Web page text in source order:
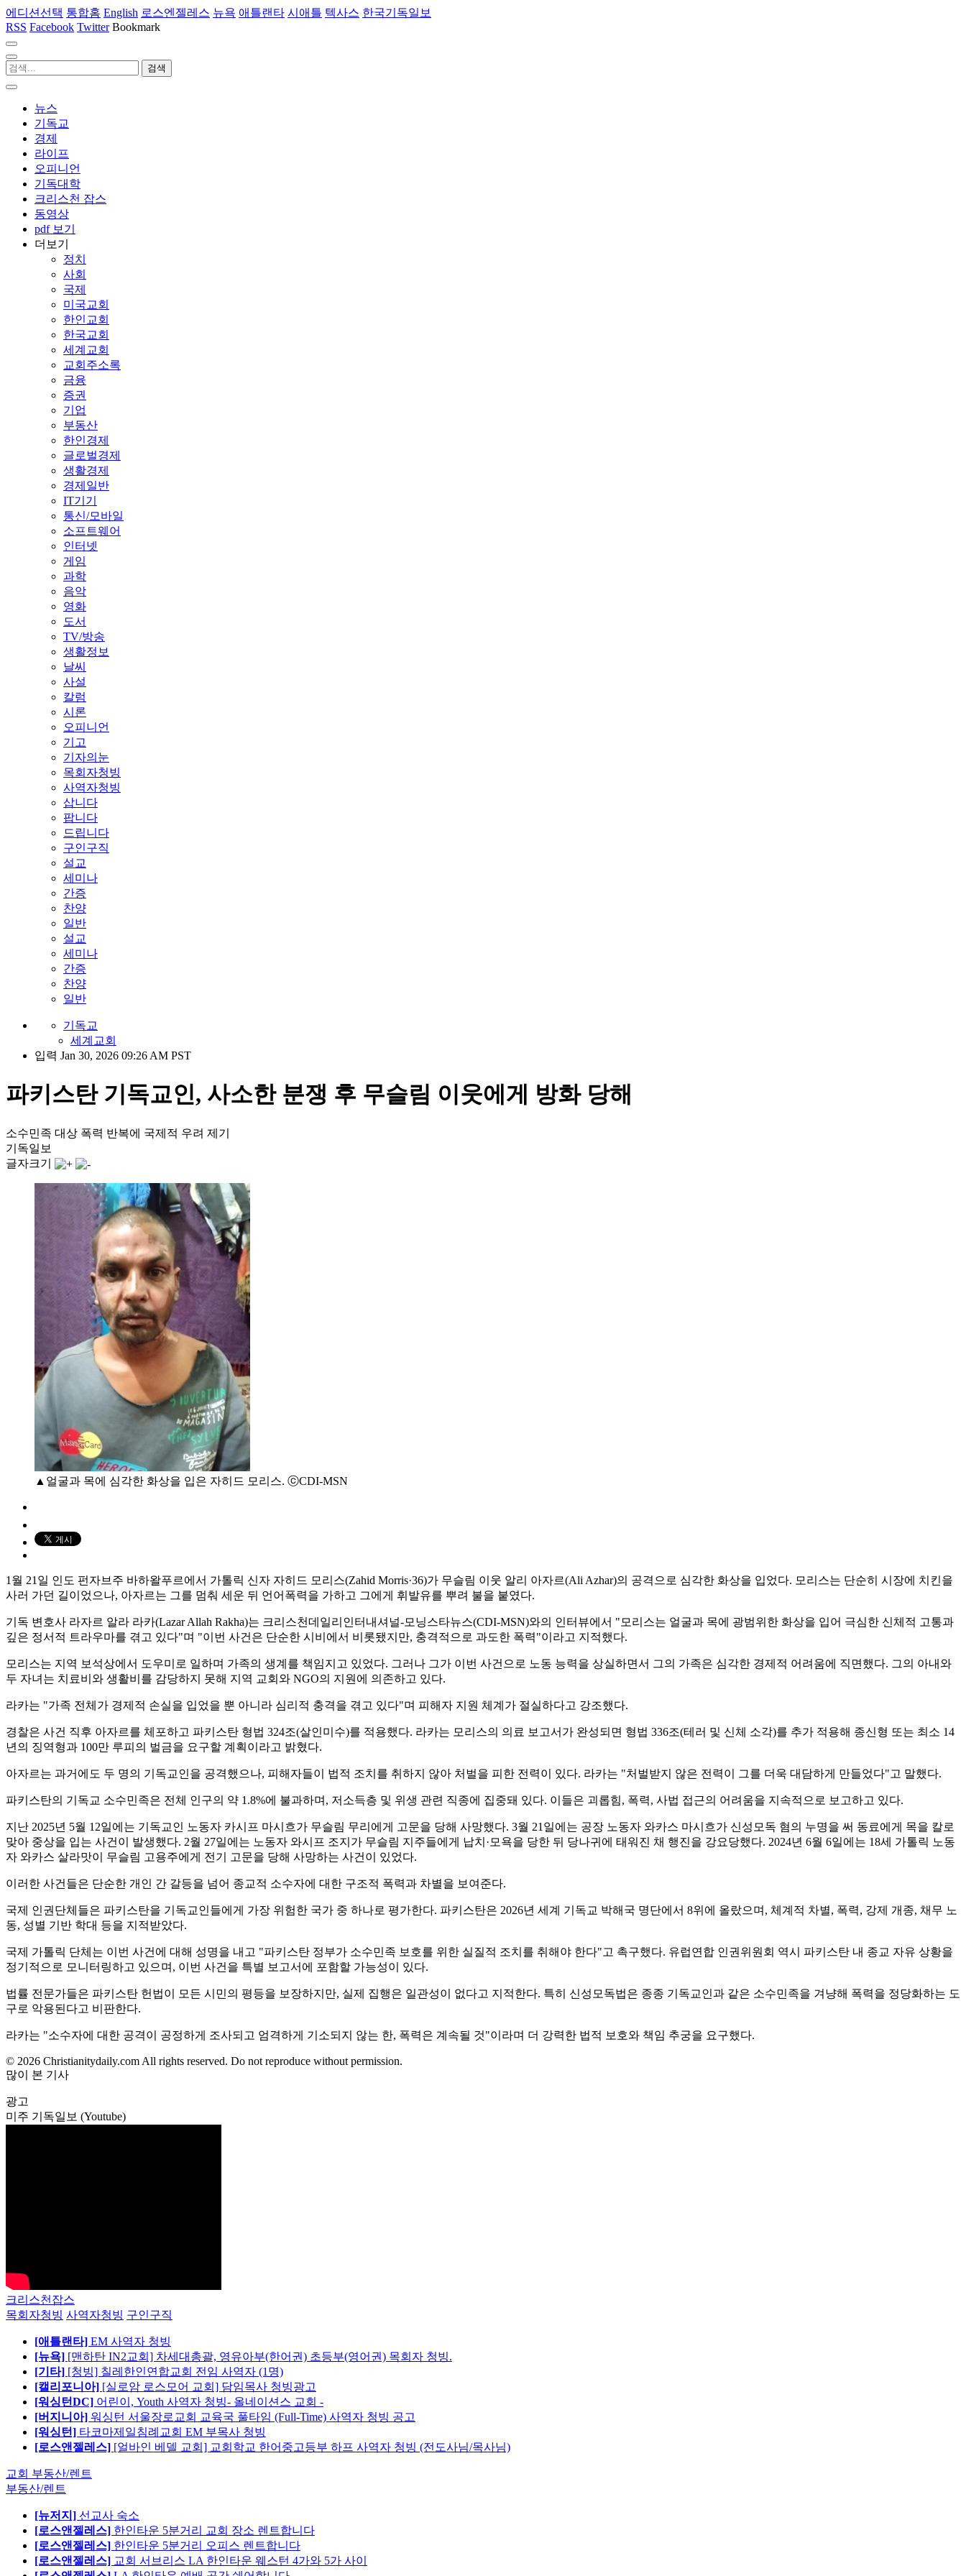
에디션선택 통합홈 English 로스엔젤레스 뉴욕 애틀랜타 시애틀 텍사스 한국기독일보
RSS Facebook Twitter Bookmark
뉴스
기독교
경제
라이프
오피니언
기독대학
크리스천 잡스
동영상
pdf 보기
더보기
정치
사회
국제
미국교회
한인교회
한국교회
세계교회
교회주소록
금융
증권
기업
부동산
한인경제
글로벌경제
생활경제
경제일반
IT기기
통신/모바일
소프트웨어
인터넷
게임
과학
음악
영화
도서
TV/방송
생활정보
날씨
사설
칼럼
시론
오피니언
기고
기자의눈
목회자청빙
사역자청빙
삽니다
팝니다
드립니다
구인구직
설교
세미나
간증
찬양
일반
설교
세미나
간증
찬양
일반
기독교
세계교회
입력 Jan 30, 2026 09:26 AM PST
파키스탄 기독교인, 사소한 분쟁 후 무슬림 이웃에게 방화 당해
소수민족 대상 폭력 반복에 국제적 우려 제기
기독일보
글자크기
▲얼굴과 목에 심각한 화상을 입은 자히드 모리스. ⓒCDI-MSN
1월 21일 인도 펀자브주 바하왈푸르에서 가톨릭 신자 자히드 모리스(Zahid Morris·36)가 무슬림 이웃 알리 아자르(Ali Azhar)의 공격으로 심각한 화상을 입었다. 모리스는 단순히 시장에 치킨을
사러 가던 길이었으나, 아자르는 그를 멈춰 세운 뒤 언어폭력을 가하고 그에게 휘발유를 뿌려 불을 붙였다.
기독 변호사 라자르 알라 라카(Lazar Allah Rakha)는 크리스천데일리인터내셔널-모닝스타뉴스(CDI-MSN)와의 인터뷰에서 "모리스는 얼굴과 목에 광범위한 화상을 입어 극심한 신체적 고통과
깊은 정서적 트라우마를 겪고 있다"며 "이번 사건은 단순한 시비에서 비롯됐지만, 충격적으로 과도한 폭력"이라고 지적했다.
모리스는 지역 보석상에서 도우미로 일하며 가족의 생계를 책임지고 있었다. 그러나 그가 이번 사건으로 노동 능력을 상실하면서 그의 가족은 심각한 경제적 어려움에 직면했다. 그의 아내와
두 자녀는 치료비와 생활비를 감당하지 못해 지역 교회와 NGO의 지원에 의존하고 있다.
라카는 "가족 전체가 경제적 손실을 입었을 뿐 아니라 심리적 충격을 겪고 있다"며 피해자 지원 체계가 절실하다고 강조했다.
경찰은 사건 직후 아자르를 체포하고 파키스탄 형법 324조(살인미수)를 적용했다. 라카는 모리스의 의료 보고서가 완성되면 형법 336조(테러 및 신체 소각)를 추가 적용해 종신형 또는 최소 14
년의 징역형과 100만 루피의 벌금을 요구할 계획이라고 밝혔다.
아자르는 과거에도 두 명의 기독교인을 공격했으나, 피해자들이 법적 조치를 취하지 않아 처벌을 피한 전력이 있다. 라카는 "처벌받지 않은 전력이 그를 더욱 대담하게 만들었다"고 말했다.
파키스탄의 기독교 소수민족은 전체 인구의 약 1.8%에 불과하며, 저소득층 및 위생 관련 직종에 집중돼 있다. 이들은 괴롭힘, 폭력, 사법 접근의 어려움을 지속적으로 보고하고 있다.
지난 2025년 5월 12일에는 기독교인 노동자 카시프 마시흐가 무슬림 무리에게 고문을 당해 사망했다. 3월 21일에는 공장 노동자 와카스 마시흐가 신성모독 혐의 누명을 써 동료에게 목을 칼로
맞아 중상을 입는 사건이 발생했다. 2월 27일에는 노동자 와시프 조지가 무슬림 지주들에게 납치·모욕을 당한 뒤 당나귀에 태워진 채 행진을 강요당했다. 2024년 6월 6일에는 18세 가톨릭 노동
자 와카스 살라맛이 무슬림 고용주에게 전기 고문을 당해 사망하는 사건이 있었다.
이러한 사건들은 단순한 개인 간 갈등을 넘어 종교적 소수자에 대한 구조적 폭력과 차별을 보여준다.
국제 인권단체들은 파키스탄을 기독교인들에게 가장 위험한 국가 중 하나로 평가한다. 파키스탄은 2026년 세계 기독교 박해국 명단에서 8위에 올랐으며, 체계적 차별, 폭력, 강제 개종, 채무 노
동, 성별 기반 학대 등을 지적받았다.
국제 가톨릭 단체는 이번 사건에 대해 성명을 내고 "파키스탄 정부가 소수민족 보호를 위한 실질적 조치를 취해야 한다"고 촉구했다. 유럽연합 인권위원회 역시 파키스탄 내 종교 자유 상황을
정기적으로 모니터링하고 있으며, 이번 사건을 특별 보고서에 포함할 가능성이 있다.
법률 전문가들은 파키스탄 헌법이 모든 시민의 평등을 보장하지만, 실제 집행은 일관성이 없다고 지적한다. 특히 신성모독법은 종종 기독교인과 같은 소수민족을 겨냥해 폭력을 정당화하는 도
구로 악용된다고 비판한다.
라카는 "소수자에 대한 공격이 공정하게 조사되고 엄격하게 기소되지 않는 한, 폭력은 계속될 것"이라며 더 강력한 법적 보호와 책임 추궁을 요구했다.
© 2026 Christianitydaily.com All rights reserved. Do not reproduce without permission.
많이 본 기사
광고
미주 기독일보 (Youtube)
크리스천잡스
목회자청빙 사역자청빙 구인구직
[애틀랜타] EM 사역자 청빙
[뉴욕] [맨하탄 IN2교회] 차세대총괄, 영유아부(한어권) 초등부(영어권) 목회자 청빙.
[기타] [청빙] 칠레한인연합교회 전임 사역자 (1명)
[캘리포니아] [실로암 로스모어 교회] 담임목사 청빙광고
[워싱턴DC] 어린이, Youth 사역자 청빙- 올네이션스 교회 -
[버지니아] 워싱턴 서울장로교회 교육국 풀타임 (Full-Time) 사역자 청빙 공고
[워싱턴] 타코마제일침례교회 EM 부목사 청빙
[로스앤젤레스] [얼바인 베델 교회] 교회학교 한어중고등부 하프 사역자 청빙 (전도사님/목사님)
교회 부동산/렌트
부동산/렌트
[뉴저지] 선교사 숙소
[로스앤젤레스] 한인타운 5분거리 교회 장소 렌트합니다
[로스앤젤레스] 한인타운 5분거리 오피스 렌트합니다
[로스앤젤레스] 교회 서브리스 LA 한인타운 웨스턴 4가와 5가 사이